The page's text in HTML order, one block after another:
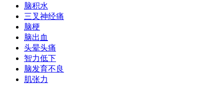
脑积水
三叉神经痛
脑梗
脑出血
头晕头痛
智力低下
脑发育不良
肌张力